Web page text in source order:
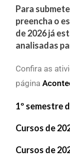
Para
preencha o
de 2026 já
analisadas
Confira as
página
1º semestre
Cursos de
Cursos de